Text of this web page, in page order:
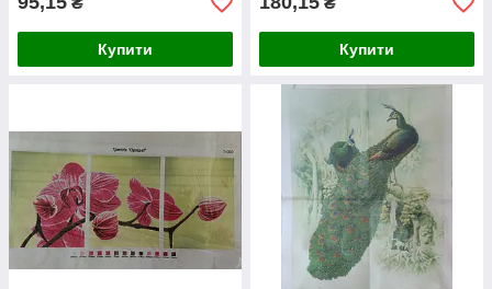
Купити Купити